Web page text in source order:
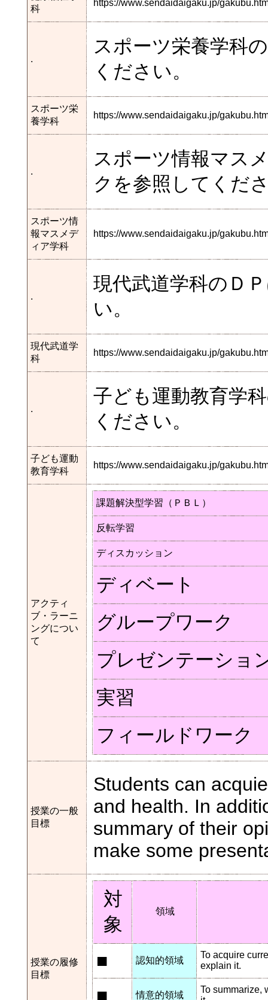
科
https://www.sendaidaigaku.jp/
.
スポーツ栄養学科
ください。
スポーツ栄
養学科
https://www.sendaidaigaku.jp/
.
スポーツ情報マス
クを参照してくだ
スポーツ情
報マスメデ
ィア学科
https://www.sendaidaigaku.jp/
.
現代武道学科のＤ
い。
現代武道学
科
https://www.sendaidaigaku.jp/
.
子ども運動教育学
ください。
子ども運動
教育学科
https://www.sendaidaigaku.jp/
アクティ
ブ・ラーニ
ングについ
て
課題解決型学習（ＰＢＬ）
反転学習
ディスカッション
ディベート
グループワーク
プレゼンテーショ
実習
フィールドワーク
授業の一般
目標
Students can
and health. In
summary of their
make some
授業の履修
目標
対
象
領域
■ 認知的領域
To acquire
explain it.
■ 情意的領域
To summarize,